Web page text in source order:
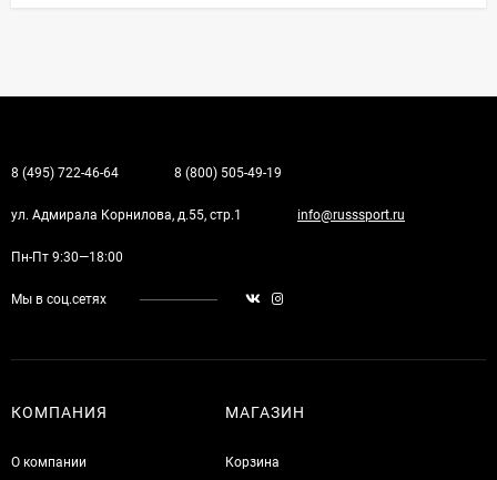
8 (495) 722-46-64 8 (800) 505-49-19
ул. Адмирала Корнилова, д.55, стр.1 info@russsport.ru
Пн-Пт 9:30—18:00
Мы в соц.сетях
КОМПАНИЯ
О компании
МАГАЗИН
Корзина